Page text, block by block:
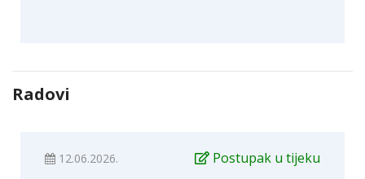
Radovi
12.06.2026.
Postupak u tijeku